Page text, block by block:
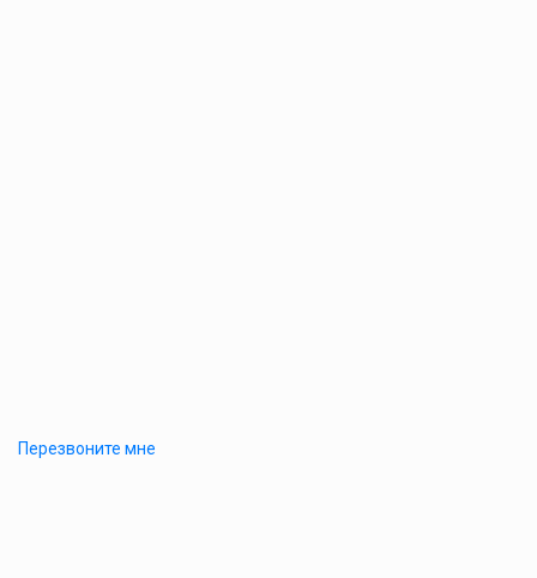
Перезвоните мне